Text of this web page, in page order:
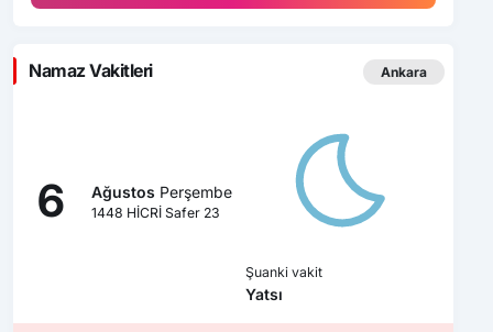
Namaz Vakitleri Ankara
6 Ağustos Perşembe
1448 HİCRİ Safer 23
Şuanki vakit
Yatsı